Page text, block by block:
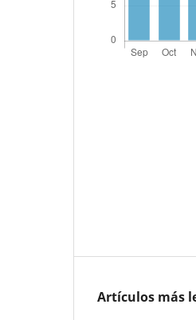
Artículos más